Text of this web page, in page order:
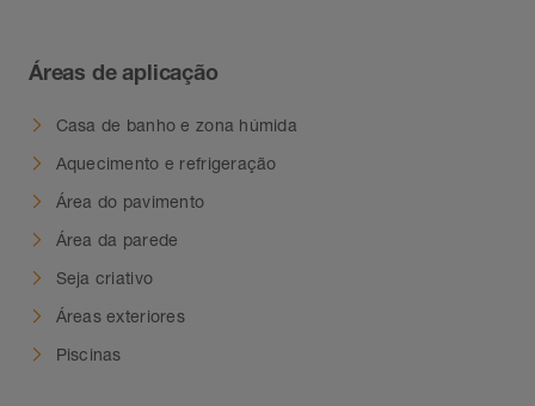
Áreas de aplicação
Casa de banho e zona húmida
Aquecimento e refrigeração
Área do pavimento
Área da parede
Seja criativo
Áreas exteriores
Piscinas